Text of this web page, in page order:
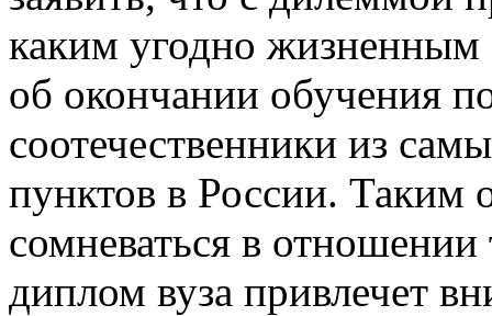
каким угодно жизненным
об окончании обучения
соотечественники из
пунктов в России. Таким
сомневаться в отношении
диплом вуза привлечет